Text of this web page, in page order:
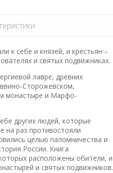
к себе и князей, и крестьян –
и святых подвижниках.
лавре, древних
Сторожевском,
монастыре и Марфо-
других людей, которые
на раз противостояли
целью паломничества и
России. Книга
расположены обители, и
и святых подвижников.